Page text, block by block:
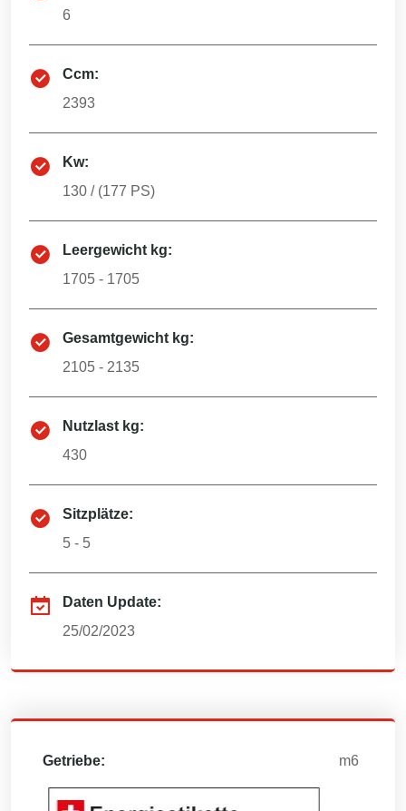
6
Ccm:
2393
Kw:
130 / (177 PS)
Leergewicht kg:
1705 - 1705
Gesamtgewicht kg:
2105 - 2135
Nutzlast kg:
430
Sitzplätze:
5 - 5
Daten Update:
25/02/2023
Getriebe: m6